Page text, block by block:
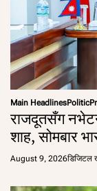
Main HeadlinesPolitic
राजदूतसँग
शाह, सोमबार
August 9, 2026डिजिटल